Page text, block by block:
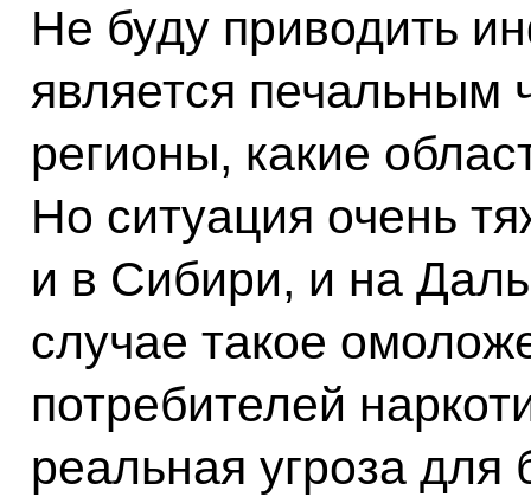
Не буду приводить
является печальным
регионы, какие
Но ситуация очень
и в Сибири, и на
случае такое
потребителей
реальная угроза